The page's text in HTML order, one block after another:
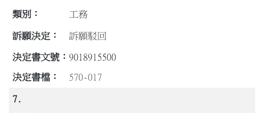
工務
訴願駁回
9018915500
570-017
7.